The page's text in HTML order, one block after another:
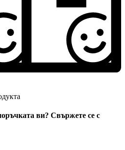
ви? Свържете се с